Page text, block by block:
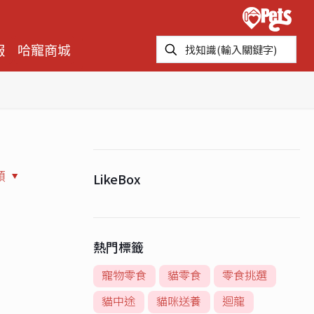
哈寵商城
LikeBox
熱門標籤
寵物零食 貓零食
零食挑選
貓中途
貓咪送養 迴龍